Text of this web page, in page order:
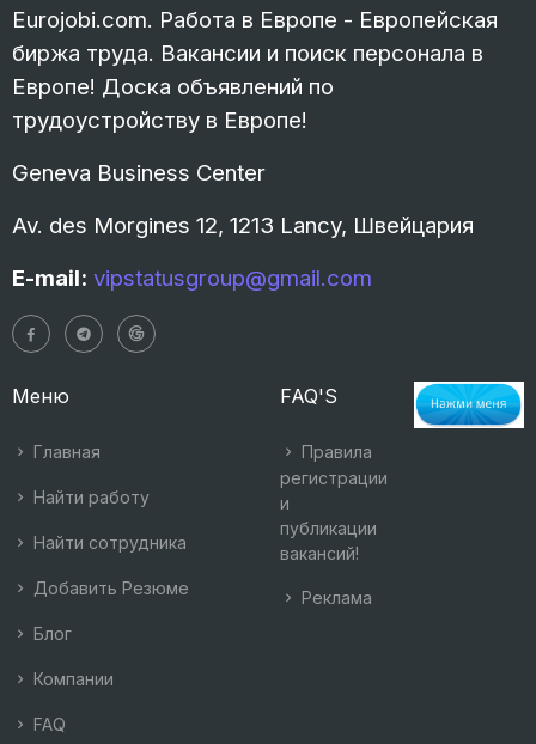
Eurojobi.com. Работа в Европе - Европейская
биржа труда. Вакансии и поиск персонала в
Европе! Доска объявлений по
трудоустройству в Европе!
Geneva Business Center
Av. des Morgines 12, 1213 Lancy, Швейцария
E-mail: vipstatusgroup@gmail.com
Меню
Главная
Найти работу
Найти сотрудника
Добавить Резюме
Блог
Компании
FAQ
FAQ'S
Правила
регистрации
и
публикации
вакансий!
Реклама